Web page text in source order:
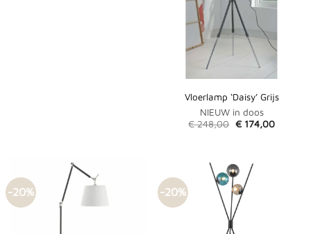
Vloerlamp ‘Daisy’ Grijs
NIEUW in doos
€248,00 Oorspronkelijke
€174,00Huidige
-20% -20%